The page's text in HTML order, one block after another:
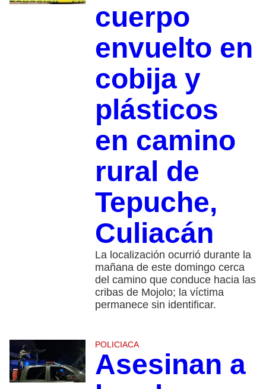
cuerpo
envuelto en
cobija y
plásticos
en camino
rural de
Tepuche,
Culiacán
La localización ocurrió durante la
mañana de este domingo cerca
del camino que conduce hacia las
cribas de Mojolo; la víctima
permanece sin identificar.
POLICIACA
Asesinan a